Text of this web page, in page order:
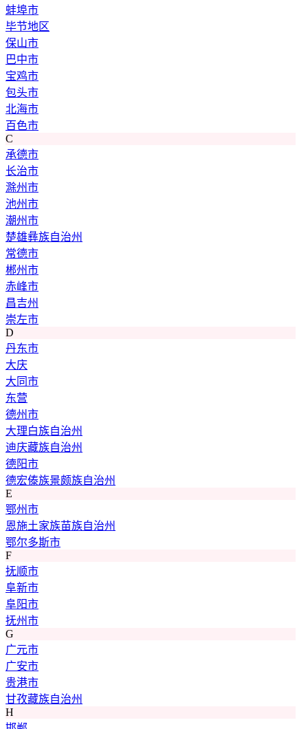
蚌埠市
毕节地区
保山市
巴中市
宝鸡市
包头市
北海市
百色市
C
承德市
长治市
滁州市
池州市
潮州市
楚雄彝族自治州
常德市
郴州市
赤峰市
昌吉州
崇左市
D
丹东市
大庆
大同市
东营
德州市
大理白族自治州
迪庆藏族自治州
德阳市
德宏傣族景颇族自治州
E
鄂州市
恩施土家族苗族自治州
鄂尔多斯市
F
抚顺市
阜新市
阜阳市
抚州市
G
广元市
广安市
贵港市
甘孜藏族自治州
H